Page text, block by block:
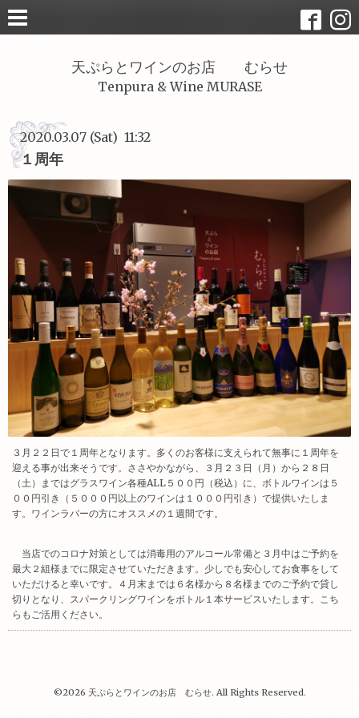
天ぷらとワインのお店 むらせ
Tenpura & Wine MURASE
2020.03.07 (Sat) 11:32
１周年
３月２２日で１周年となります。多くのお客様に支えられて無事に１周年を
迎える事が出来そうです。ささやかながら、３月２３日（月）から２８日
（土）まではグラスワイン各種ALL５００円（税込）に、ボトルワインは５
００円引き（５０００円以上のワインは１０００円引き）で提供いたしま
す。ワインラバーの方にオススメの１週間です。
当店でのコロナ対策としては消毒用のアルコール常備と３月中はご予約を
最大２組様までに限定させていただきます。少しでも安心してお食事をして
いただけると幸いです。４月末までは６名様から８名様までのご予約で貸し
切りとなり、スパークリングワインをボトル１本サービスいたします。こち
らもご活用ください。
©2026 天ぷらとワインのお店 むらせ. All Rights Reserved.